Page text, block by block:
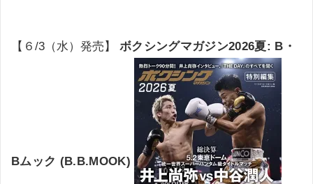
【６/3（水）発売】 ボクシングマガジン2026夏: B・
Bムック (B.B.MOOK)